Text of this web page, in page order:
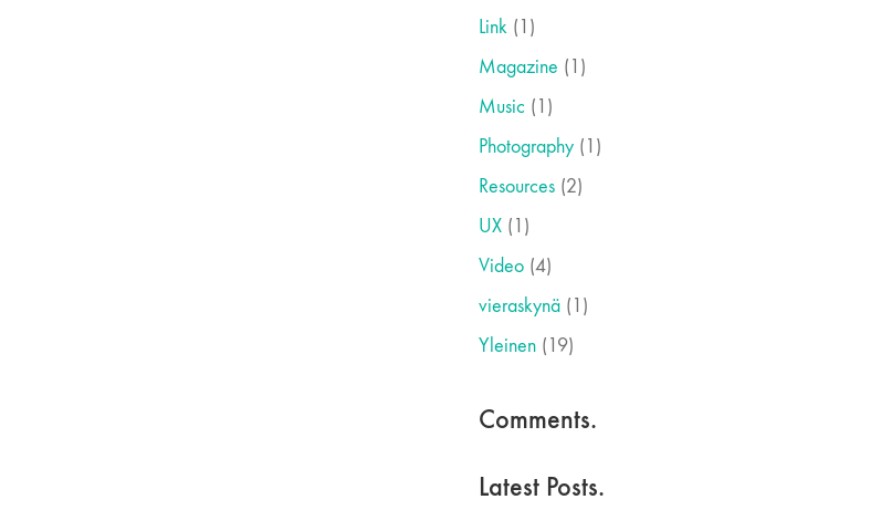
Link(1)
Magazine (1)
Music(1)
Photography(1)
Resources(2)
UX(1)
Video(4)
vieraskynä(1)
Yleinen(19)
Comments.
Latest Posts.